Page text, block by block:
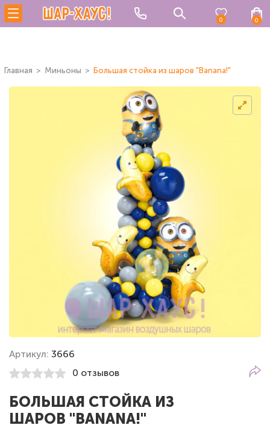
0 0
Главная Миньоны Большая стойка из шаров "Banana!"
Артикул: 3666
0 отзывов
БОЛЬШАЯ СТОЙКА ИЗ
ШАРОВ "BANANA!"